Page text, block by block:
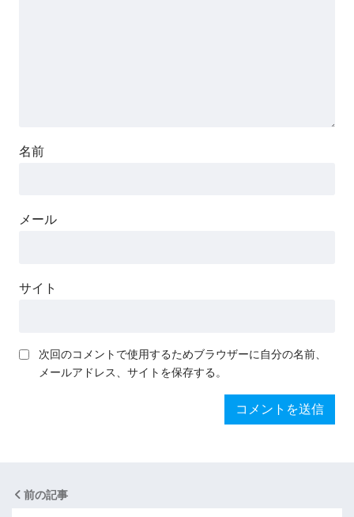
名前
メール
サイト
次回のコメントで使用するためブラウザーに自分の名前、
メールアドレス、サイトを保存する。
前の記事